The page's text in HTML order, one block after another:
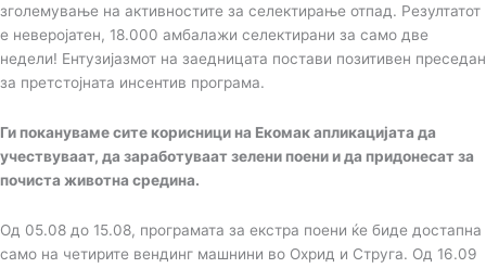
зголемување на активностите за селектирање отпад. Резултатот
е неверојатен, 18.000 амбалажи селектирани за само две
недели! Ентузијазмот на заедницата постави позитивен преседан
за претстојната инсентив програма.
Ги покануваме сите корисници на Екомак апликацијата да
учествуваат, да заработуваат зелени поени и да придонесат за
почиста животна средина.
Од 05.08 до 15.08, програмата за екстра поени ќе биде достапна
само на четирите вендинг машнини во Охрид и Струга. Од 16.09